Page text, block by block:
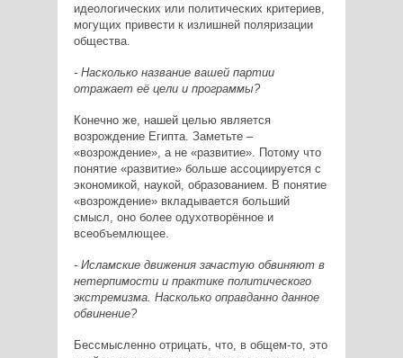
идеологических или политических критериев,
могущих привести к излишней поляризации
общества.
- Насколько название вашей партии
отражает её цели и программы?
Конечно же, нашей целью является
возрождение Египта. Заметьте –
«возрождение», а не «развитие». Потому что
понятие «развитие» больше ассоциируется с
экономикой, наукой, образованием. В понятие
«возрождение» вкладывается больший
смысл, оно более одухотворённое и
всеобъемлющее.
- Исламские движения зачастую обвиняют в
нетерпимости и практике политического
экстремизма. Насколько оправданно данное
обвинение?
Бессмысленно отрицать, что, в общем-то, это